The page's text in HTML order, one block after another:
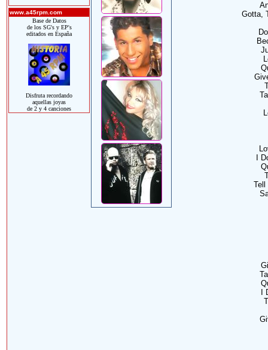
www.a45rpm.com
Base de Datos
de los SG's y EP's
editados en España
Disfruta recordando
aquellas joyas
de 2 y 4 canciones
Gotta,
I
Tell